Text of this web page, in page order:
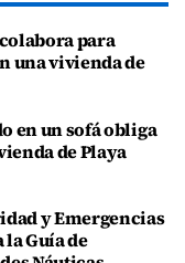
para
una vivienda de
en un sofá obliga
de Playa
y Emergencias
Guía de